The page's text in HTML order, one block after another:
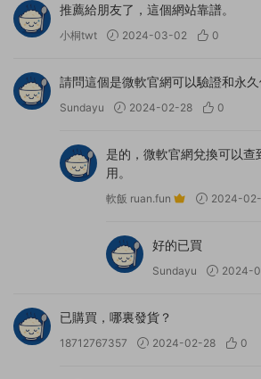
推薦給朋友了，這個網站靠譜。
小桐twt 2024-03-02 0
請問這個是微軟官網可以驗證和永
Sundayu 2024-02-28 0
是的，微軟官網兌換可以查
用。
軟飯 ruan.fun 2024-
好的已買
Sundayu 2024-
已購買，哪裏發貨？
18712767357 2024-02-28 0